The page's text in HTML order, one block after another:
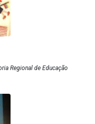
Regional de Educação